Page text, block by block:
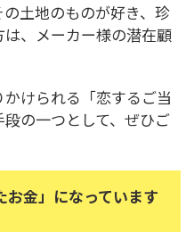
土地のものが好き、珍
、メーカー様の潜在顧
けられる「恋するご当
の一つとして、ぜひご
お金」になっています